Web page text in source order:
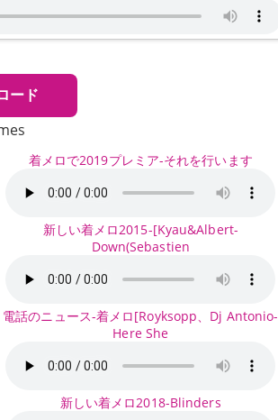
ード
着メロで2019プレミア-それを行います
新しい着メロ2015-[Kyau&Albert-
Down(Sebastien
電話のニュース-着メロ[Royksopp、Dj Antonio-
Here She
新しい着メロ2018-Blinders